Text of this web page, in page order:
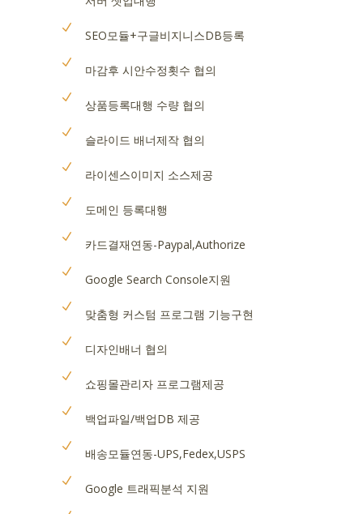
SEO모듈+구글비지니스DB등록
마감후 시안수정횟수 협의
상품등록대행 수량 협의
슬라이드 배너제작 협의
라이센스이미지 소스제공
도메인 등록대행
카드결재연동-Paypal,Authorize
Google Search Console지원
맞춤형 커스텀 프로그램 기능구현
디자인배너 협의
쇼핑몰관리자 프로그램제공
백업파일/백업DB 제공
배송모듈연동-UPS,Fedex,USPS
Google 트래픽분석 지원